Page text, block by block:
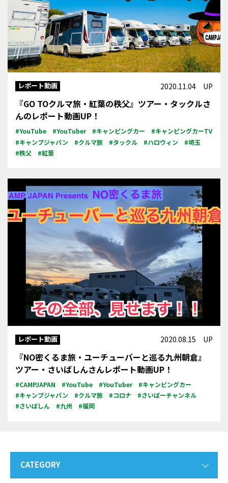
レポート動画 2020.11.04 UP
『GO TOクルマ旅・紅葉の秩父』ツアー・タックルさ
んのレポート動画UP！
#YouTube #YouTuber #キャンピングカー
#キャンピングカーTV
#キャンプジャパン
#クルマ旅 #タックル #ハロウィン
#埼玉
#秩父
#紅葉
レポート動画 2020.08.15 UP
『NO密くるま旅・ユーチューバーと巡る九州朝倉』
ツアー・さいばしんさんレポート動画UP！
#CAMPJAPAN #YouTube #YouTuber
#キャンピングカー
#キャンプジャパン
#クルマ旅 #コロナ
#さいばーチャンネル
#さいばしん
#九州 #福岡
CATEGORY